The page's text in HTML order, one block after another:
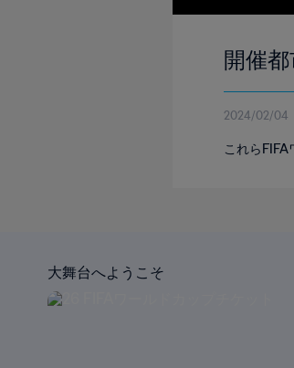
開催
2024/02/04
これらFIFA
大舞台へようこそ